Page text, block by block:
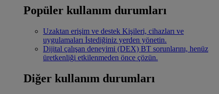
Popüler kullanım durumları
Uzaktan erişim ve destek Kişileri, cihazları ve
uygulamaları İstediğiniz yerden yönetin.
Dijital çalışan deneyimi (DEX) BT sorunlarını, henüz
üretkenliği etkilenmeden önce çözün.
Diğer kullanım durumları